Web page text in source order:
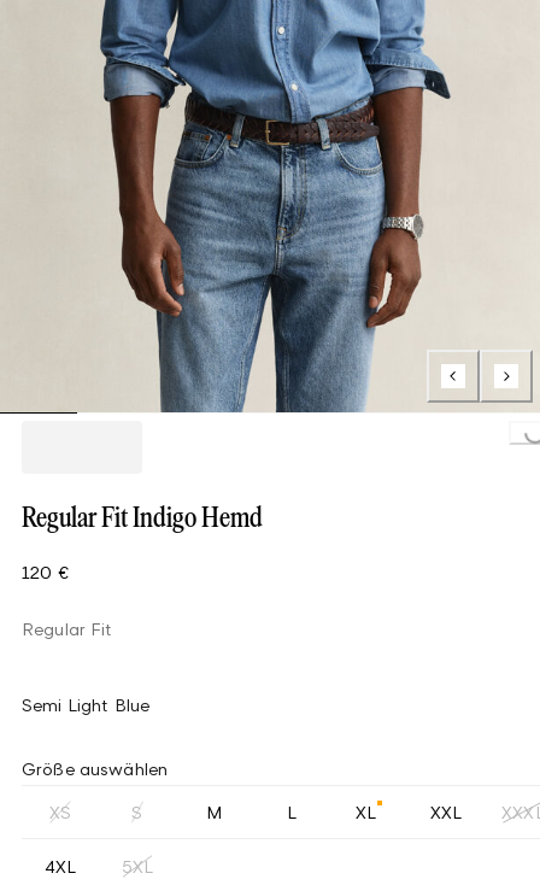
Loading...
Regular Fit Indigo Hemd
120 €
Regular Fit
Semi Light Blue
Größe auswählen
XS S M L XL XXL
4XL 5XL